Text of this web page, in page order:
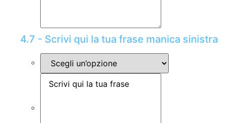
4.7 - Scrivi qui la tua frase manica sinistra